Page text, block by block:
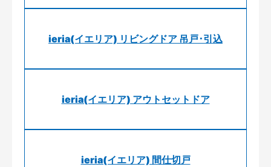
ieria(イエリア) リビングドア 吊戸･引込
ieria(イエリア) アウトセットドア
ieria(イエリア) 間仕切戸